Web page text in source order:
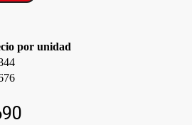
por unidad